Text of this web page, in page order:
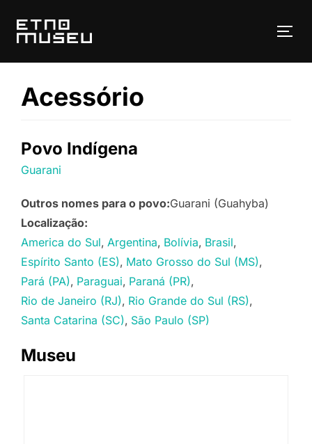
para
Acessório
Povo Indígena
Guarani
Outros nomes para o povo:Guarani (Guahyba)
Localização:
America do Sul Argentina Bolívia Brasil
Espírito Santo (ES) Mato Grosso do Sul (MS)
Pará (PA) Paraguai Paraná (PR)
Rio de Janeiro (RJ) Rio Grande do Sul (RS)
Santa Catarina (SC) São Paulo (SP)
Museu